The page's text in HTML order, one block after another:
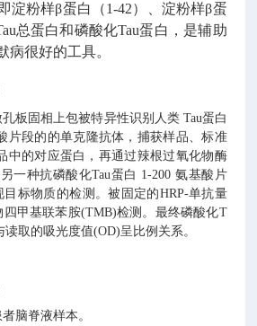
淀粉样β蛋白
（1-42）、淀粉样β蛋
总蛋白和磷酸化Tau蛋白，是辅助
病很好的工具。
板固相上包被特异性识别人类Tau蛋白
片段的的单克隆抗体，捕获样品、标准
中的对应蛋白，再通过辣根过氧化物酶
一种抗磷酸化Tau蛋白 1-200 氨基酸片
目标物质的检测。被固 定的HRP-单抗量
四甲基联苯胺(TMB)检测。最终磷酸化T
读取的吸光度值(OD)呈比例关系。
脑脊液样本。